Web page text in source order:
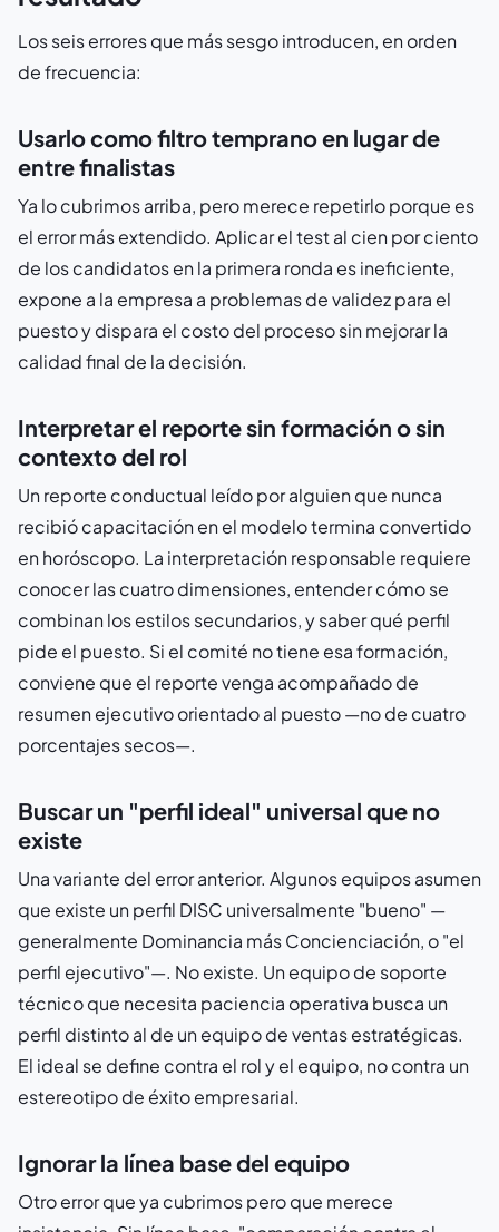
Los seis errores que más sesgo introducen, en orden
de frecuencia:
Usarlo como filtro temprano en lugar de
entre finalistas
Ya lo cubrimos arriba, pero merece repetirlo porque es
el error más extendido. Aplicar el test al cien por ciento
de los candidatos en la primera ronda es ineficiente,
expone a la empresa a problemas de validez para el
puesto y dispara el costo del proceso sin mejorar la
calidad final de la decisión.
Interpretar el reporte sin formación o sin
contexto del rol
Un reporte conductual leído por alguien que nunca
recibió capacitación en el modelo termina convertido
en horóscopo. La interpretación responsable requiere
conocer las cuatro dimensiones, entender cómo se
combinan los estilos secundarios, y saber qué perfil
pide el puesto. Si el comité no tiene esa formación,
conviene que el reporte venga acompañado de
resumen ejecutivo orientado al puesto —no de cuatro
porcentajes secos—.
Buscar un "perfil ideal" universal que no
existe
Una variante del error anterior. Algunos equipos asumen
que existe un perfil DISC universalmente "bueno" —
generalmente Dominancia más Concienciación, o "el
perfil ejecutivo"—. No existe. Un equipo de soporte
técnico que necesita paciencia operativa busca un
perfil distinto al de un equipo de ventas estratégicas.
El ideal se define contra el rol y el equipo, no contra un
estereotipo de éxito empresarial.
Ignorar la línea base del equipo
Otro error que ya cubrimos pero que merece